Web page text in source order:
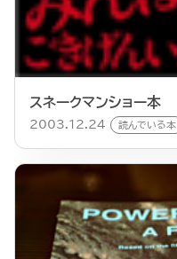
スネークマンショー本
2003.12.24 読んでいる本